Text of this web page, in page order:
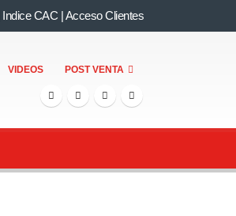
Indice CAC |Acceso Clientes
VIDEOS POST VENTA